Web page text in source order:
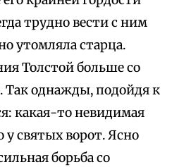
трудно вести с ним
утомляла старца.
Толстой больше со
Так однажды, подойдя к
какая-то невидимая
у святых ворот. Ясно
борьба со